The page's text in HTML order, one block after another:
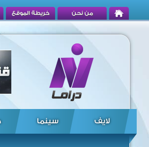
من نحن خريطة الموقع
لايف سينما